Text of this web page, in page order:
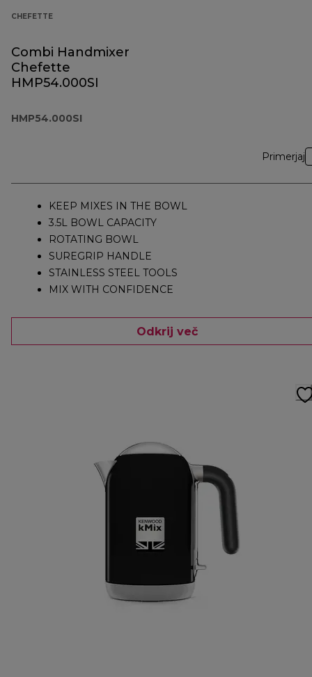
CHEFETTE
Combi Handmixer
Chefette
HMP54.000SI
HMP54.000SI
Primerjaj
KEEP MIXES IN THE BOWL
3.5L BOWL CAPACITY
ROTATING BOWL
SUREGRIP HANDLE
STAINLESS STEEL TOOLS
MIX WITH CONFIDENCE
Odkrij več